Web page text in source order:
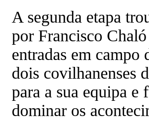
A segunda etapa
por Francisco
entradas em campo
dois covilhanenses
para a sua equipa e
dominar os